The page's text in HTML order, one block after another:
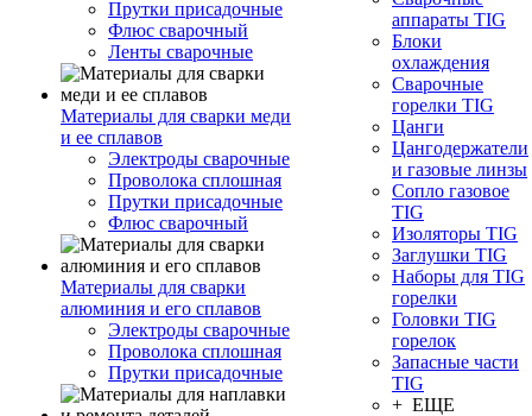
Прутки присадочные
Флюс сварочный
Ленты сварочные
Материалы для сварки меди
и ее сплавов
Электроды сварочные
Проволока сплошная
Прутки присадочные
Флюс сварочный
Материалы для сварки
алюминия и его сплавов
Электроды сварочные
Проволока сплошная
Прутки присадочные
аппараты TIG
Блоки
охлаждения
Сварочные
горелки TIG
Цанги
Цангодержатели
и газовые линзы
Сопло газовое
TIG
Изоляторы TIG
Заглушки TIG
Наборы для TIG
горелки
Головки TIG
горелок
Запасные части
TIG
+ ЕЩЕ